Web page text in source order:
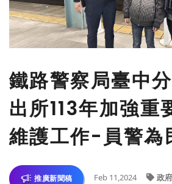
鐵路警察局臺中
出所113年加強重
維護工作-員警為
推廣新聞稿 Feb 11,2024 政